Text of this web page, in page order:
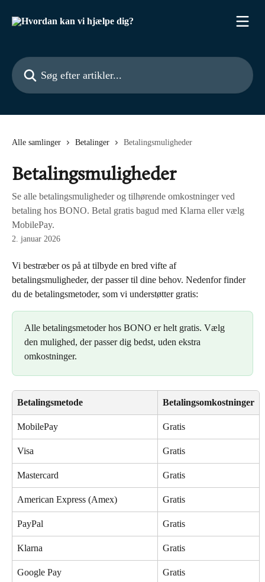
Søg efter artikler...
Alle samlinger Betalinger Betalingsmuligheder
Betalingsmuligheder
Se alle betalingsmuligheder og tilhørende omkostninger ved
betaling hos BONO. Betal gratis bagud med Klarna eller vælg
MobilePay.
2. januar 2026
Vi bestræber os på at tilbyde en bred vifte af
betalingsmuligheder, der passer til dine behov. Nedenfor finder
du de betalingsmetoder, som vi understøtter gratis:
Alle betalingsmetoder hos BONO er helt gratis. Vælg
den mulighed, der passer dig bedst, uden ekstra
omkostninger.
Betalingsmetode Betalingsomkostninger
MobilePay Gratis
Visa Gratis
Mastercard Gratis
American Express (Amex) Gratis
PayPal Gratis
Klarna Gratis
Google Pay Gratis